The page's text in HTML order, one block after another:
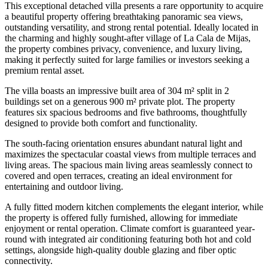
This exceptional detached villa presents a rare opportunity to acquire
a beautiful property offering breathtaking panoramic sea views,
outstanding versatility, and strong rental potential. Ideally located in
the charming and highly sought-after village of La Cala de Mijas,
the property combines privacy, convenience, and luxury living,
making it perfectly suited for large families or investors seeking a
premium rental asset.
The villa boasts an impressive built area of 304 m² split in 2
buildings set on a generous 900 m² private plot. The property
features six spacious bedrooms and five bathrooms, thoughtfully
designed to provide both comfort and functionality.
The south-facing orientation ensures abundant natural light and
maximizes the spectacular coastal views from multiple terraces and
living areas. The spacious main living areas seamlessly connect to
covered and open terraces, creating an ideal environment for
entertaining and outdoor living.
A fully fitted modern kitchen complements the elegant interior, while
the property is offered fully furnished, allowing for immediate
enjoyment or rental operation. Climate comfort is guaranteed year-
round with integrated air conditioning featuring both hot and cold
settings, alongside high-quality double glazing and fiber optic
connectivity.